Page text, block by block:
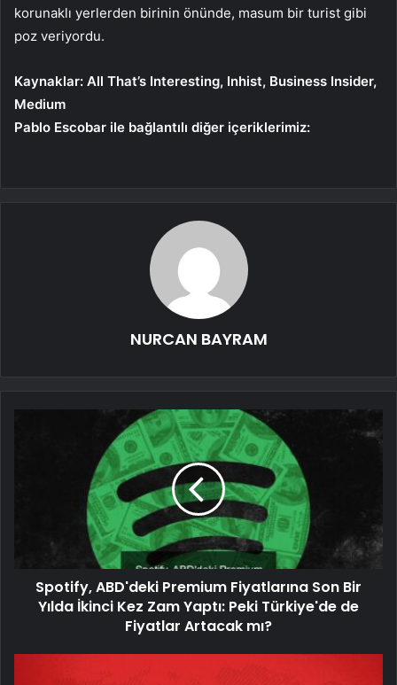
korunaklı yerlerden birinin önünde, masum bir turist gibi
poz veriyordu.
Kaynaklar: All That’s Interesting, Inhist, Business Insider,
Medium
Pablo Escobar ile bağlantılı diğer içeriklerimiz:
NURCAN BAYRAM
Spotify, ABD'deki Premium Fiyatlarına Son Bir
Yılda İkinci Kez Zam Yaptı: Peki Türkiye'de de
Fiyatlar Artacak mı?